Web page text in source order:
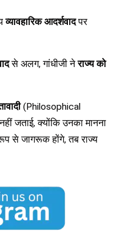
व्यावहारिक आदर्शवादपर
से अलग, गांधीजी नेराज्य को
(Philosophical
जताई, क्योंकि उनका मानना
से जागरूक होंगे, तब राज्य